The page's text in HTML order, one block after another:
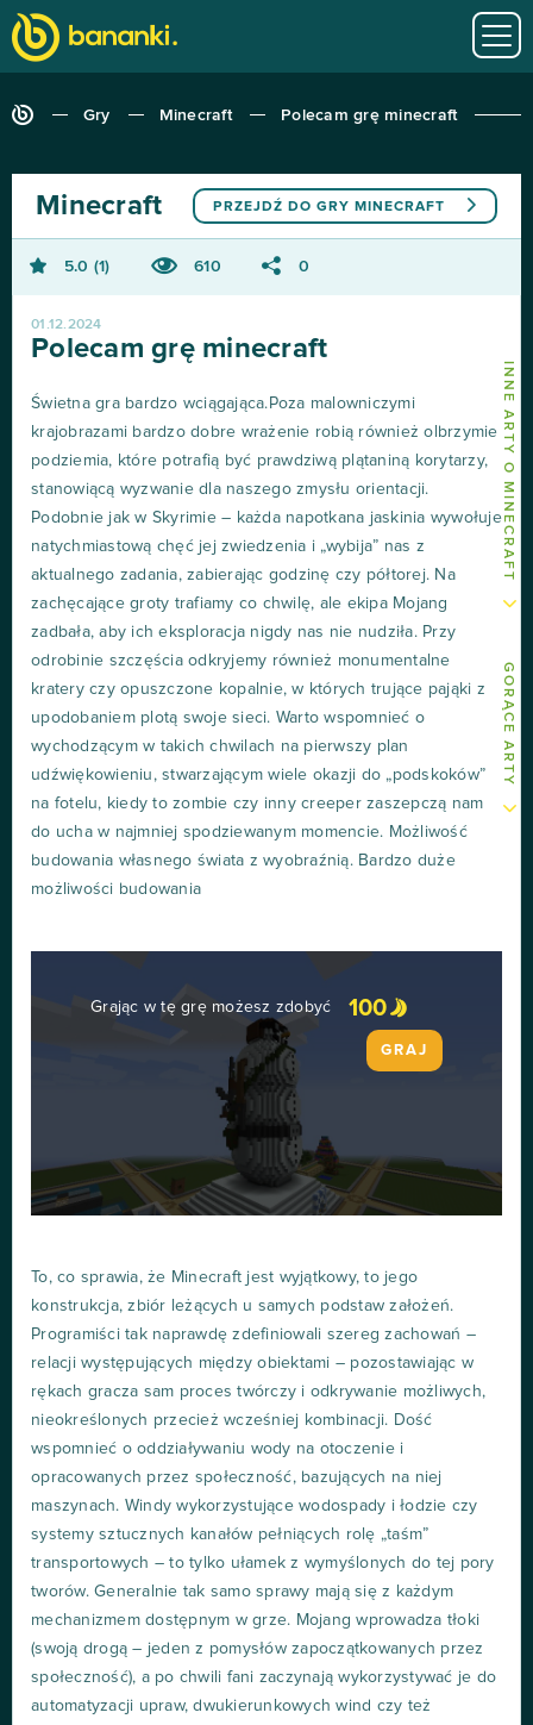
Gry Minecraft Polecam grę minecraft
INNE ARTY O MINECRAFT
GORĄCE ARTY
PRZEJDŹ DO GRY MINECRAFT
Minecraft
5.0 1 610 0
01.12.2024
Polecam grę minecraft
Świetna gra bardzo wciągająca.Poza malowniczymi
krajobrazami bardzo dobre wrażenie robią również olbrzymie
podziemia, które potrafią być prawdziwą plątaniną korytarzy,
stanowiącą wyzwanie dla naszego zmysłu orientacji.
Podobnie jak w Skyrimie – każda napotkana jaskinia wywołuje
natychmiastową chęć jej zwiedzenia i „wybija” nas z
aktualnego zadania, zabierając godzinę czy półtorej. Na
zachęcające groty trafiamy co chwilę, ale ekipa Mojang
zadbała, aby ich eksploracja nigdy nas nie nudziła. Przy
odrobinie szczęścia odkryjemy również monumentalne
kratery czy opuszczone kopalnie, w których trujące pająki z
upodobaniem plotą swoje sieci. Warto wspomnieć o
wychodzącym w takich chwilach na pierwszy plan
udźwiękowieniu, stwarzającym wiele okazji do „podskoków”
na fotelu, kiedy to zombie czy inny creeper zaszepczą nam
do ucha w najmniej spodziewanym momencie. Możliwość
budowania własnego świata z wyobraźnią. Bardzo duże
możliwości budowania
Grając w tę grę możesz zdobyć 100
GRAJ
To, co sprawia, że Minecraft jest wyjątkowy, to jego
konstrukcja, zbiór leżących u samych podstaw założeń.
Programiści tak naprawdę zdefiniowali szereg zachowań –
relacji występujących między obiektami – pozostawiając w
rękach gracza sam proces twórczy i odkrywanie możliwych,
nieokreślonych przecież wcześniej kombinacji. Dość
wspomnieć o oddziaływaniu wody na otoczenie i
opracowanych przez społeczność, bazujących na niej
maszynach. Windy wykorzystujące wodospady i łodzie czy
systemy sztucznych kanałów pełniących rolę „taśm”
transportowych – to tylko ułamek z wymyślonych do tej pory
tworów. Generalnie tak samo sprawy mają się z każdym
mechanizmem dostępnym w grze. Mojang wprowadza tłoki
(swoją drogą – jeden z pomysłów zapoczątkowanych przez
społeczność), a po chwili fani zaczynają wykorzystywać je do
automatyzacji upraw, dwukierunkowych wind czy też